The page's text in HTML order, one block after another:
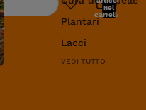
Plantari
Lacci
VEDI TUTTO
nel
carrello: